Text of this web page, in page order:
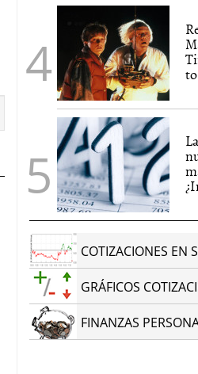
COTIZACIONES EN
GRÁFICOS
FINANZAS